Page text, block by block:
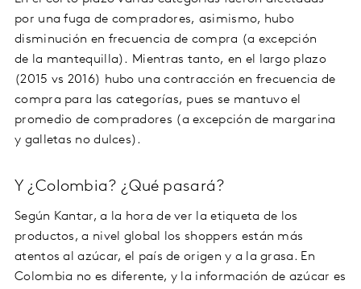
por una fuga de compradores, asimismo, hubo
disminución en frecuencia de compra (a excepción
de la mantequilla). Mientras tanto, en el largo plazo
(2015 vs 2016) hubo una contracción en frecuencia de
compra para las categorías, pues se mantuvo el
promedio de compradores (a excepción de margarina
y galletas no dulces).
Y ¿Colombia? ¿Qué pasará?
Según Kantar, a la hora de ver la etiqueta de los
productos, a nivel global los shoppers están más
atentos al azúcar, el país de origen y a la grasa. En
Colombia no es diferente, y la información de azúcar es